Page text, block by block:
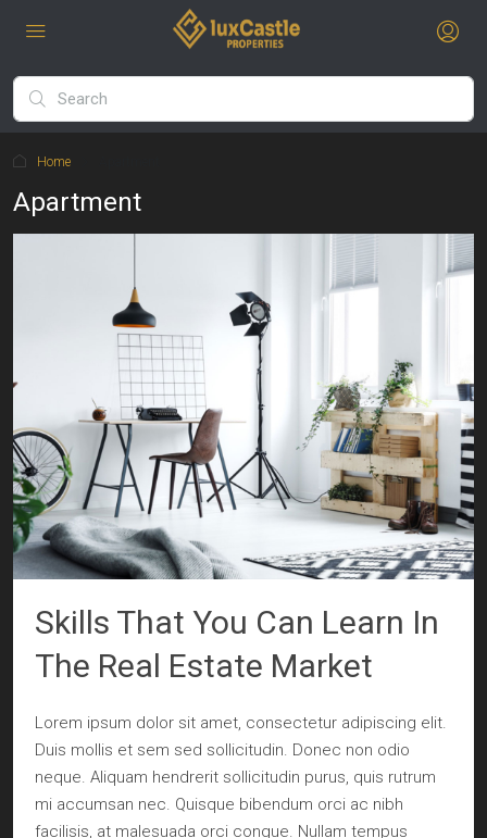
Home
Apartment
Skills That You Can Learn In
The Real Estate Market
Lorem ipsum dolor sit amet, consectetur adipiscing elit.
Duis mollis et sem sed sollicitudin. Donec non odio
neque. Aliquam hendrerit sollicitudin purus, quis rutrum
mi accumsan nec. Quisque bibendum orci ac nibh
facilisis, at malesuada orci congue. Nullam tempus